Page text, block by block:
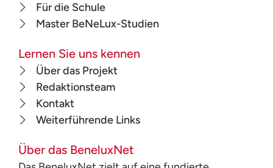
Für die Schule
Master BeNeLux-Studien
Lernen Sie uns kennen
Über das Projekt
Redaktionsteam
Kontakt
Weiterführende Links
Über das BeneluxNet